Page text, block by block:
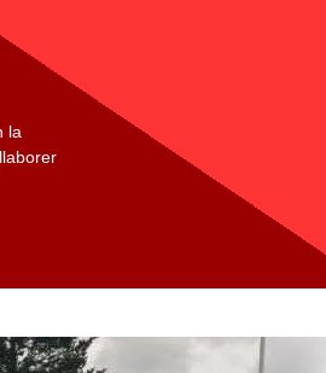
la